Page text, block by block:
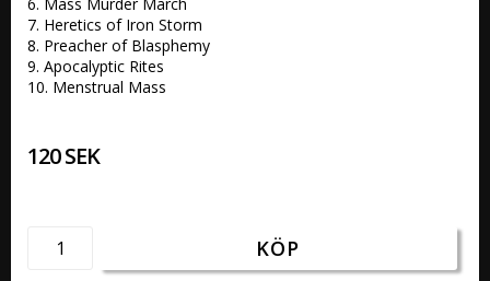
7. Heretics of Iron Storm
8. Preacher of Blasphemy
9. Apocalyptic Rites
10. Menstrual Mass
120 SEK
KÖP